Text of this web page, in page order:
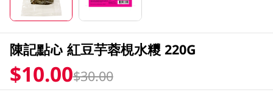
陳記點心 紅豆芋蓉梘水糭 220G
$10.00$30.00